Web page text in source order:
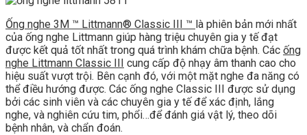
Ống nghe 3M ™ Littmann® Classic III ™ là phiên bản mới nhất
của ống nghe Littmann giúp hàng triệu chuyên gia y tế đạt
được kết quả tốt nhất trong quá trình khám chữa bệnh. Các ống
nghe Littmann Classic III cung cấp độ nhạy âm thanh cao cho
hiệu suất vượt trội. Bên cạnh đó, với một mặt nghe đa năng có
thể điều hướng được. Các ống nghe Classic III được sử dụng
bởi các sinh viên và các chuyên gia y tế để xác định, lắng
nghe, và nghiên cứu tim, phổi…để đánh giá vật lý, theo dõi
bệnh nhân, và chẩn đoán.